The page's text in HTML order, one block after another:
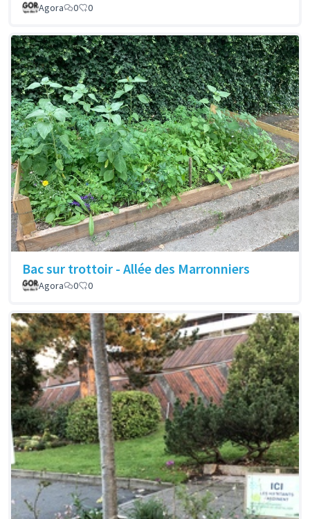
Agora 0 0
Bac sur trottoir - Allée des Marronniers
Agora 0 0